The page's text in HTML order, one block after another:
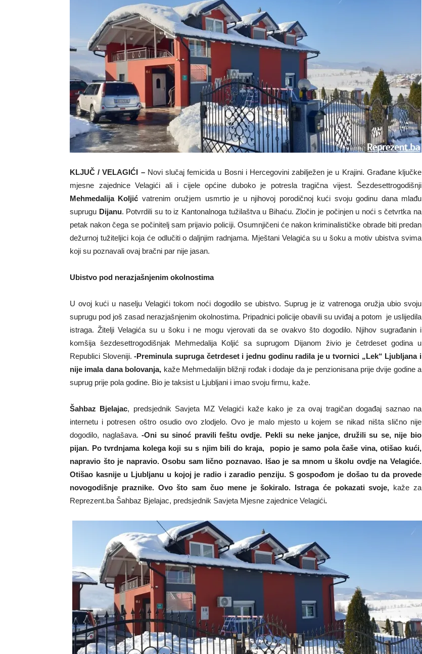
KLJUČ / VELAGIĆI – Novi slučaj femicida u Bosni i Hercegovini zabilježen je u Krajini. Građane ključke
mjesne zajednice Velagići ali i cijele općine duboko je potresla tragična vijest. Šezdesettrogodišnji
Mehmedalija Koljić vatrenim oružjem usmrtio je u njihovoj porodičnoj kući svoju godinu dana mlađu
suprugu Dijanu. Potvrdili su to iz Kantonalnoga tužilaštva u Bihaću. Zločin je počinjen u noći s četvrtka na
petak nakon čega se počinitelj sam prijavio policiji. Osumnjičeni će nakon kriminalističke obrade biti predan
dežurnoj tužiteljici koja će odlučiti o daljnjim radnjama. Mještani Velagića su u šoku a motiv ubistva svima
koji su poznavali ovaj bračni par nije jasan.
Ubistvo pod nerazjašnjenim okolnostima
U ovoj kući u naselju Velagići tokom noći dogodilo se ubistvo. Suprug je iz vatrenoga oružja ubio svoju
suprugu pod još zasad nerazjašnjenim okolnostima. Pripadnici policije obavili su uviđaj a potom je uslijedila
istraga. Žitelji Velagića su u šoku i ne mogu vjerovati da se ovakvo što dogodilo. Njihov sugrađanin i
komšija šezdesettrogodišnjak Mehmedalija Koljić sa suprugom Dijanom živio je četrdeset godina u
Republici Sloveniji.-Preminula supruga četrdeset i jednu godinu radila je u tvornici „Lek“ Ljubljana i
nije imala dana bolovanja, kaže Mehmedalijin bližnji rođak i dodaje da je penzionisana prije dvije godine a
suprug prije pola godine. Bio je taksist u Ljubljani i imao svoju firmu, kaže.
Šahbaz Bjelajac, predsjednik Savjeta MZ Velagići kaže kako je za ovaj tragičan događaj saznao na
internetu i potresen oštro osudio ovo zlodjelo. Ovo je malo mjesto u kojem se nikad ništa slično nije
dogodilo, naglašava.-Oni su sinoć pravili feštu ovdje. Pekli su neke janjce, družili su se, nije bio
pijan. Po tvrdnjama kolega koji su s njim bili do kraja, popio je samo pola čaše vina, otišao kući,
napravio što je napravio. Osobu sam lično poznavao. Išao je sa mnom u školu ovdje na Velagiće.
Otišao kasnije u Ljubljanu u kojoj je radio i zaradio penziju. S gospođom je došao tu da provede
novogodišnje praznike. Ovo što sam čuo mene je šokiralo. Istraga će pokazati svoje, kaže za
Reprezent.ba Šahbaz Bjelajac, predsjednik Savjeta Mjesne zajednice Velagići.